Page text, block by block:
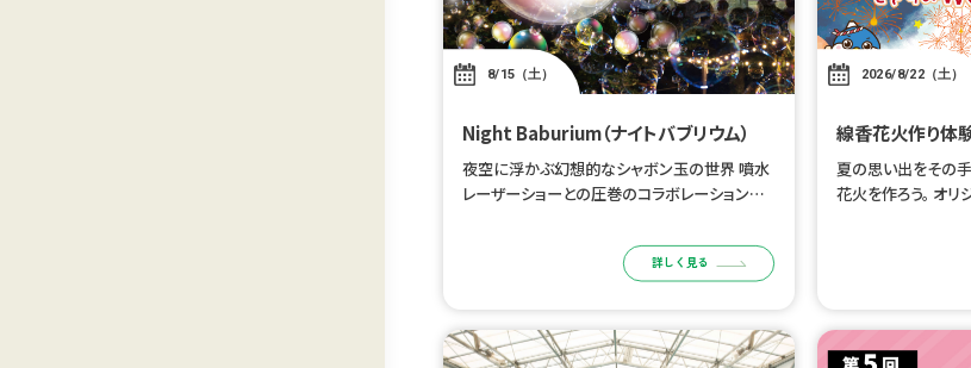
8/15（土）
Night Baburium（ナイトバブリウム）
夜空に浮かぶ幻想的なシャボン玉の世界 噴水
レーザーショーとの圧巻のコラボレーションを
～の1公演のみ ※噴水レーザーショーとの同
詳しく見る
2026/8/22（土）
線香花火作り体
夏の思い出をその
花火を作ろう。 オリ
と一緒に、旅の思
だけの線香花火を